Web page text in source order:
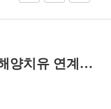
양치유 연계 …